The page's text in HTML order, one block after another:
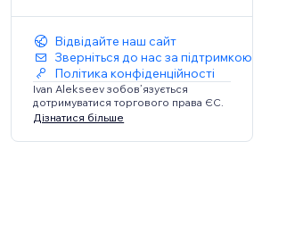
Відвідайте наш сайт
Зверніться до нас за підтримкою
Політика конфіденційності
Ivan Alekseev зобов’язується
дотримуватися торгового права ЄС.
Дізнатися більше